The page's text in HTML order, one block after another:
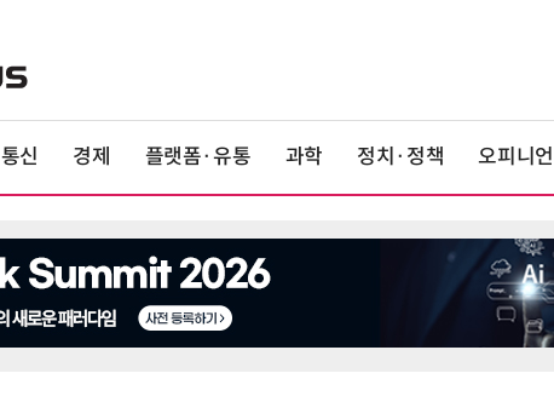
통신 경제 플랫폼·유통 과학 정치·정책 오피니언